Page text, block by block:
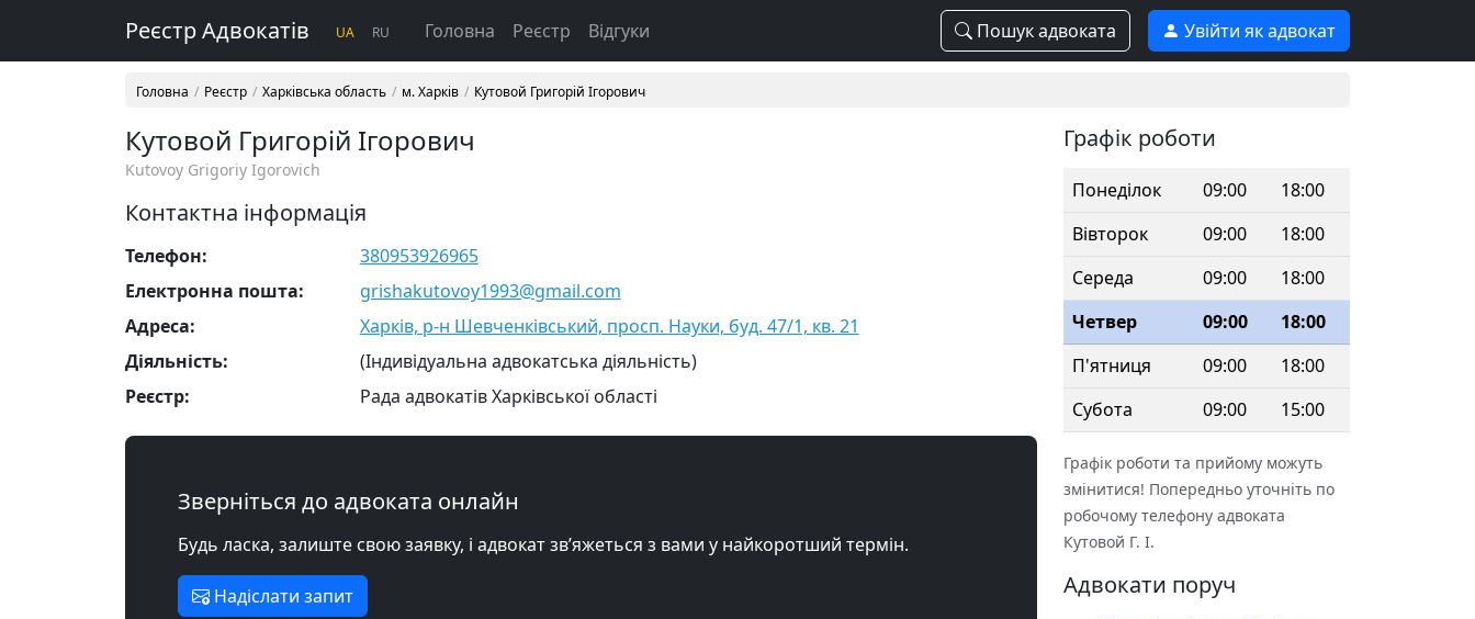
Реєстр Адвокатів UA RU Головна Реєстр Відгуки Пошук адвоката Увійти як адвокат
Головна Реєстр Харківська область м. Харків Кутовой Григорій Ігорович
Кутовой Григорій Ігорович
Kutovoy Grigoriy Igorovich
Контактна інформація
Телефон:
380953926965
Електронна пошта:
grishakutovoy1993@gmail.com
Адреса:
Харків, р-н Шевченківський, просп. Науки, буд. 47/1, кв. 21
Діяльність:
(Індивідуальна адвокатська діяльність)
Реєстр:
Рада адвокатів Харківської області
Зверніться до адвоката онлайн
Будь ласка, залиште свою заявку, і адвокат зв’яжеться з вами у найкоротший термін.
Надіслати запит
Графік роботи
Понеділок 09:00
18:00
Вівторок
09:00
18:00
Середа
09:00
18:00
Четвер
09:00
18:00
П'ятниця
09:00
18:00
Субота
09:00 15:00
Графік роботи та прийому можуть
змінитися! Попередньо уточніть по
робочому телефону адвоката
Кутовой Г. І.
Адвокати поруч